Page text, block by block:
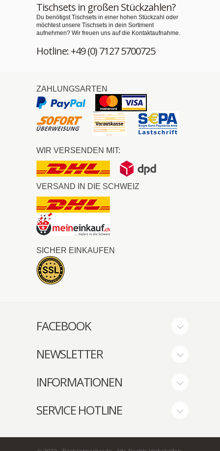
Tischsets in großen Stückzahlen?
Du benötigst Tischsets in einer hohen Stückzahl oder
möchtest unsere Tischsets in dein Sortiment
aufnehmen? Wir freuen uns auf die Kontaktaufnahme.
Hotline: +49 (0) 7127 5700725
ZAHLUNGSARTEN
WIR VERSENDEN MIT:
VERSAND IN DIE SCHWEIZ
SICHER EINKAUFEN
FACEBOOK
NEWSLETTER
INFORMATIONEN
SERVICE HOTLINE